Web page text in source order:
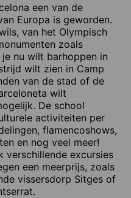
een van de
Europa is geworden.
van het Olympisch
zoals
nu wilt barhoppen in
wilt zien in Camp
van de stad of de
wilt
De school
activiteiten per
flamencoshows,
en nog veel meer!
verschillende excursies
een meerprijs, zoals
vissersdorp Sitges of